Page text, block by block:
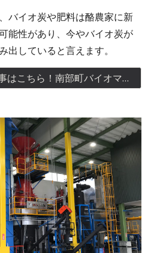
バイオ炭や肥料は酪農家に新
能性があり、今やバイオ炭が
出していると言えます。
本PJのインタビュー記事はこちら！南部町バイオマスエナジー